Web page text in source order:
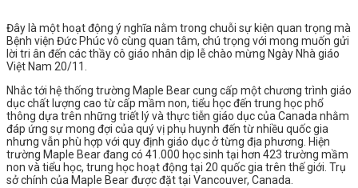
Đây là một hoạt động ý nghĩa nằm trong chuỗi sự kiện quan trọng mà
Bệnh viện Đức Phúc vô cùng quan tâm, chú trọng với mong muốn gửi
lời tri ân đến các thầy cô giáo nhân dịp lễ chào mừng Ngày Nhà giáo
Việt Nam 20/11.
Nhắc tới hệ thống trường Maple Bear cung cấp một chương trình giáo
dục chất lượng cao từ cấp mầm non, tiểu học đến trung học phổ
thông dựa trên những triết lý và thực tiễn giáo dục của Canada nhằm
đáp ứng sự mong đợi của quý vị phụ huynh đến từ nhiều quốc gia
nhưng vẫn phù hợp với quy định giáo dục ở từng địa phương. Hiện
trường Maple Bear đang có 41.000 học sinh tại hơn 423 trường mầm
non và tiểu học, trung học hoạt động tại 20 quốc gia trên thế giới. Trụ
sở chính của Maple Bear được đặt tại Vancouver, Canada.